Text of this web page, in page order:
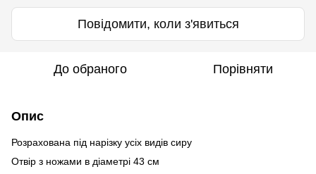
Повідомити, коли з'явиться
До обраного Порівняти
Опис
Розрахована під нарізку усіх видів сиру
Отвір з ножами в діаметрі 43 см